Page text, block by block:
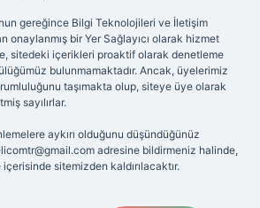
gereğince Bilgi Teknolojileri ve İletişim
onaylanmış bir Yer Sağlayıcı olarak hizmet
sitedeki içerikleri proaktif olarak denetleme
bulunmamaktadır. Ancak, üyelerimiz
taşımakta olup, siteye üye olarak
sayılırlar.
aykırı olduğunu düşündüğünüz
adresine bildirmeniz halinde,
sitemizden kaldırılacaktır.